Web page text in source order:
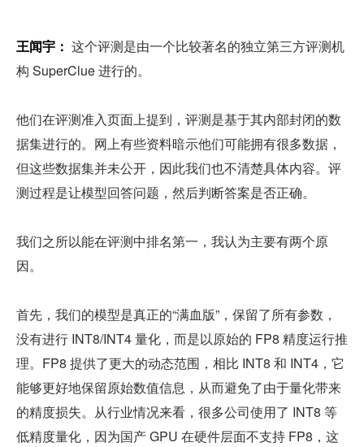
王闻宇： 这个评测是由一个比较著名的独立第三方评测机
构 SuperClue 进行的。
他们在评测准入页面上提到，评测是基于其内部封闭的数
据集进行的。网上有些资料暗示他们可能拥有很多数据，
但这些数据集并未公开，因此我们也不清楚具体内容。评
测过程是让模型回答问题，然后判断答案是否正确。
我们之所以能在评测中排名第一，我认为主要有两个原
因。
首先，我们的模型是真正的“满血版”，保留了所有参数，
没有进行 INT8/INT4 量化，而是以原始的 FP8 精度运行推
理。FP8 提供了更大的动态范围，相比 INT8 和 INT4，它
能够更好地保留原始数值信息，从而避免了由于量化带来
的精度损失。从行业情况来看，很多公司使用了 INT8 等
低精度量化，因为国产 GPU 在硬件层面不支持 FP8，这